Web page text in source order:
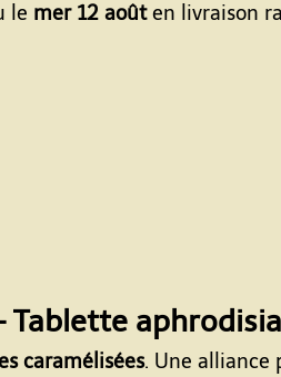
le mer 12 aoûten livraison
Tablette
caramélisées. Une alliance